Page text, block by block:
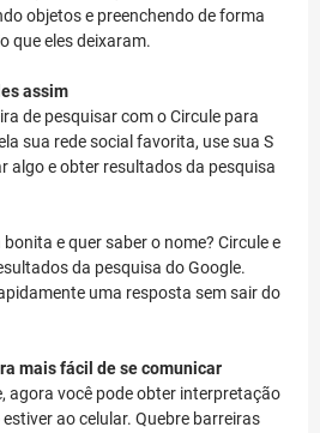
objetos e preenchendo de forma
que eles deixaram.
assim
de pesquisar com o Circule para
sua rede social favorita, use sua S
algo e obter resultados da pesquisa
e quer saber o nome? Circule e
da pesquisa do Google.
uma resposta sem sair do
mais fácil de se comunicar
agora você pode obter interpretação
ao celular. Quebre barreiras